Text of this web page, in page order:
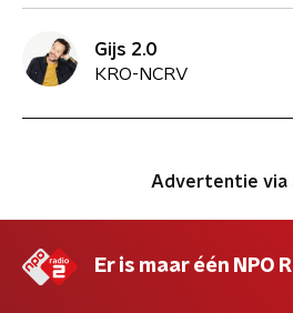
Gijs 2.0
KRO-NCRV
Advertentie via
Er is maar één NPO